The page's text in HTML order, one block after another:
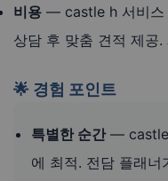
비용 — castle h 서비스
상담 후 맞춤 견적 제공
🌟 경험 포인트
특별한 순간— castle
에 최적. 전담 플래너